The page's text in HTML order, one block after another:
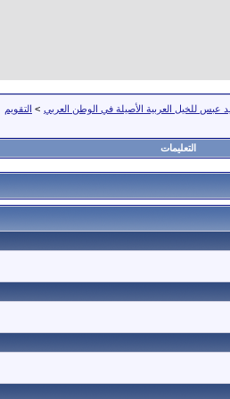
عبس للخيل العربية الأصيلة في الوطن العربي > التقويم
التعليمات